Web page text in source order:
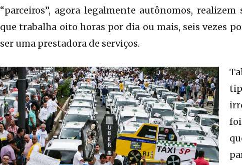
“parceiros”, agora legalmente autônomos,
que trabalha oito horas por dia ou mais, seis vezes
ser uma prestadora de serviços.